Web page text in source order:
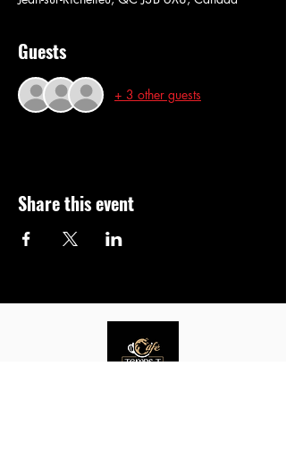
Guests
+ 3 other guests
Share this event